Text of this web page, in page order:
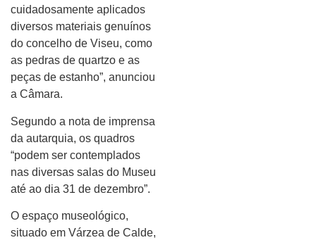
cuidadosamente aplicados
diversos materiais genuínos
do concelho de Viseu, como
as pedras de quartzo e as
peças de estanho”, anunciou
a Câmara.
Segundo a nota de imprensa
da autarquia, os quadros
“podem ser contemplados
nas diversas salas do Museu
até ao dia 31 de dezembro”.
O espaço museológico,
situado em Várzea de Calde,